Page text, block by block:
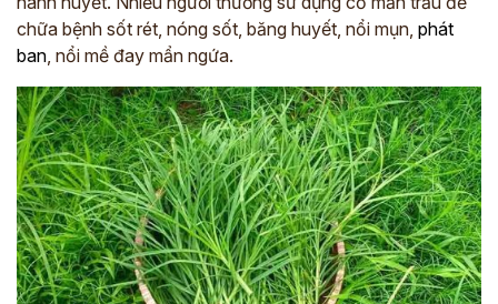
chữa bệnh sốt rét, nóng sốt, băng huyết, nổi mụn, phát
ban , nổi mề đay mẩn ngứa. *
ĐĂNG KÝ TƯ VẤN »
ĐĂNG KÝ ĐẾN KHÁM TRỰC TIẾP
Thông tin của bạn được bảo mật và chỉ sử dụng cho mục đích tư vấn.